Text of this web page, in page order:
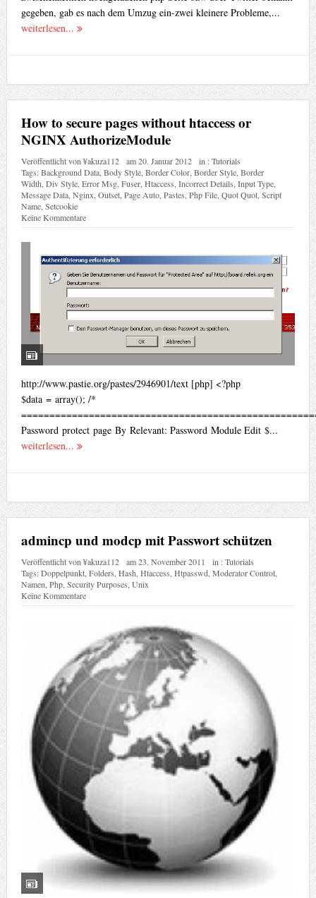
gegeben, gab es nach dem Umzug ein-zwei kleinere Probleme,...
weiterlesen...
How to secure pages without htaccess or
NGINX AuthorizeModule
Veröffentlicht von¥akuza112 am20. Januar 2012 in :Tutorials
Tags:Background Data,Body Style,Border Color,Border Style,Border
Width,Div Style,Error Msg,Fuser,Htaccess,Incorrect Details,Input Type,
Message Data,Nginx,Outset,Page Auto,Pastes,Php File,Quot Quot,Script
Name,Setcookie
Keine Kommentare
http://www.pastie.org/pastes/2946901/text [php] <?php
$data = array(); /*
Password protect page By Relevant: Password Module Edit $...
weiterlesen...
admincp und modcp mit Passwort schützen
Veröffentlicht von¥akuza112 am23. November 2011 in :Tutorials
Tags:Doppelpunkt,Folders,Hash,Htaccess,Htpasswd,Moderator Control,
Namen,Php,Security Purposes,Unix
Keine Kommentare